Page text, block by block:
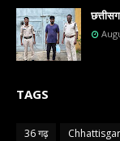
TAGS
36 गढ़